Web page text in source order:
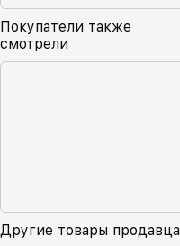
Покупатели также
смотрели
Другие товары продавца